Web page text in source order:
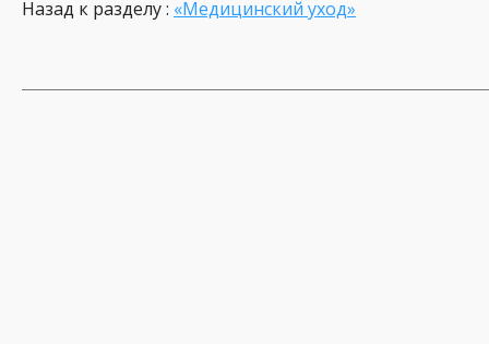
Назад к разделу : «Медицинский уход»